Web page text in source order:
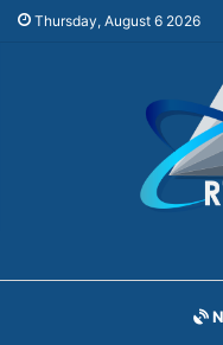
Thursday, August 6 2026